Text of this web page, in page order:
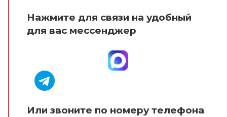
Нажмите для связи на удобный
для вас мессенджер
Или звоните по номеру телефона